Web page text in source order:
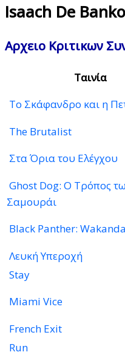
Isaach De
Αρχειο Κριτικων
Ταινία
Το Σκάφανδρο και η
The Brutalist
Στα Όρια του Ελέγχου
Ghost Dog: Ο Τρόπος
Σαμουράι
Black Panther:
Λευκή Υπεροχή
Stay
Miami Vice
French Exit
Run